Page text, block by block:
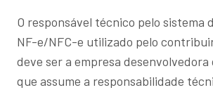
O responsável técnico pelo sistema
NF-e/NFC-e utilizado pelo
deve ser a empresa desenvolvedora
que assume a responsabilidade